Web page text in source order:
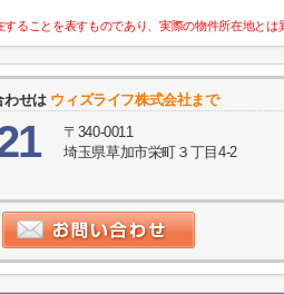
ることを表すものであり、実際の物件所在地とは
わせは ウィズライフ株式会社まで
〒340-0011
埼玉県草加市栄町３丁目4-2